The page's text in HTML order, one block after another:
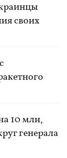
своих
10 млн,
генерала